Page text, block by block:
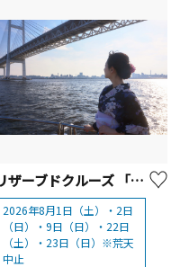
リザーブドクルーズ 「浴衣deクルーズ 赤レンガcafeルーズ」
2026年8月1日（土）・2日
（日）・9日（日）・22日
（土）・23日（日）※荒天
中止